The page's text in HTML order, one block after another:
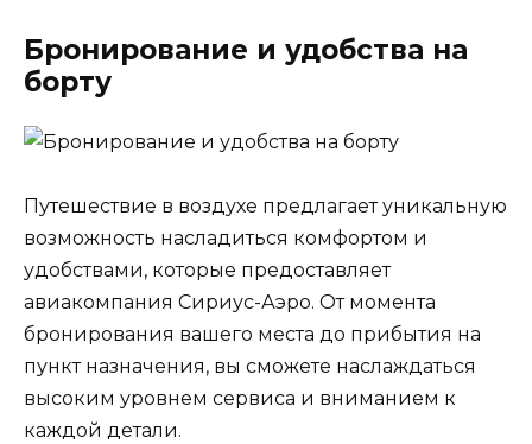
Бронирование и удобства на
борту
Путешествие в воздухе предлагает уникальную
возможность насладиться комфортом и
удобствами, которые предоставляет
авиакомпания Сириус-Аэро. От момента
бронирования вашего места до прибытия на
пункт назначения, вы сможете наслаждаться
высоким уровнем сервиса и вниманием к
каждой детали.